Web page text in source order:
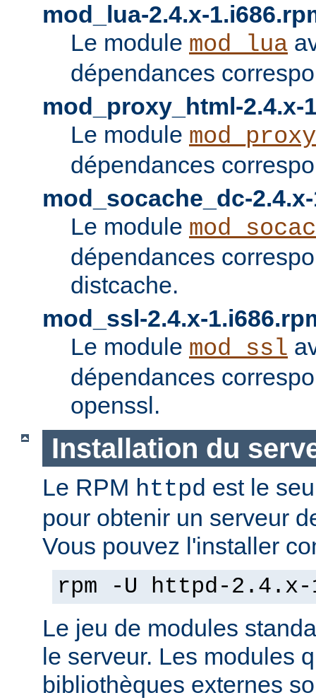
mod_lua-2.4.x-
Le module mod_lua
dépendances
mod_proxy_html-2.4.x-
Le module
dépendances
mod_socache_dc-
Le module
dépendances
distcache.
mod_ssl-2.4.x-
Le module mod_ssl
dépendances
openssl.
Installation du
Le RPM httpd est le
pour obtenir un serveur
Vous pouvez l'installer
rpm -U httpd-2.4.x-
Le jeu de modules
le serveur. Les modules
bibliothèques externes